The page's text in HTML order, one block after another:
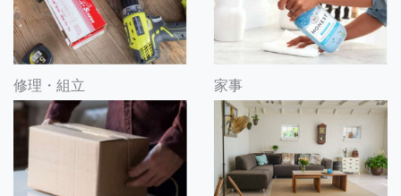
修理・組立 家事